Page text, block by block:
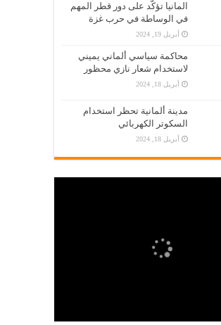
المانيا تؤكّد على دور قطر المهم
في الوساطة في حرب غزة
أبريل 19, 2024
محاكمة سياسي ألماني يميني
لاستخدام شعار نازي محظور
أبريل 18, 2024
مدينة ألمانية تحظر استخدام
السكوتر الكهربائي
أبريل 18, 2024